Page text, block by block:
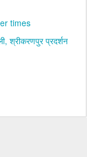
times
श्रीकरणपुर प्रदर्शन